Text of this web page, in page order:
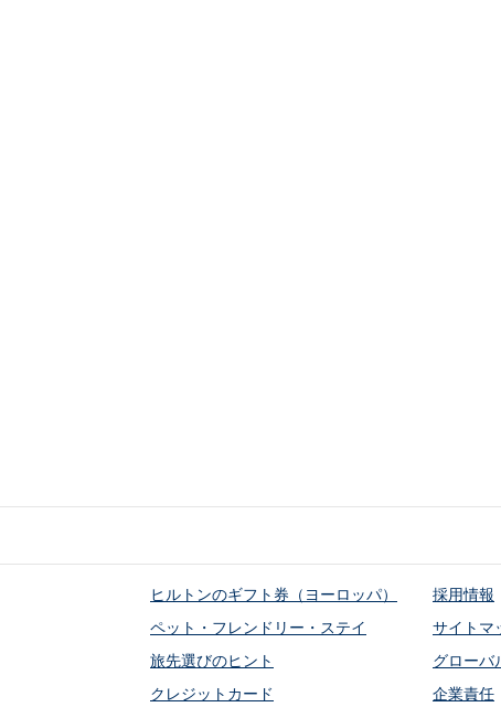
ヒルトンのギフト券（ヨーロッパ）
ペット・フレンドリー・ステイ
旅先選びのヒント
クレジットカード
採用情報
サイトマ
グローバ
企業責任